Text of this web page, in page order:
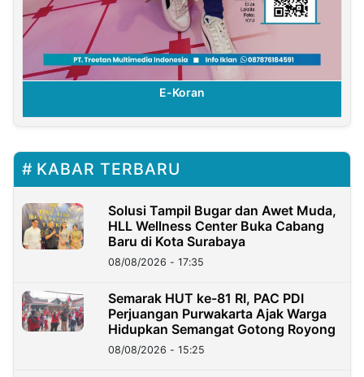
E-Koran
KABAR TERBARU
Solusi Tampil Bugar dan Awet Muda,
HLL Wellness Center Buka Cabang
Baru di Kota Surabaya
08/08/2026 - 17:35
Semarak HUT ke-81 RI, PAC PDI
Perjuangan Purwakarta Ajak Warga
Hidupkan Semangat Gotong Royong
08/08/2026 - 15:25